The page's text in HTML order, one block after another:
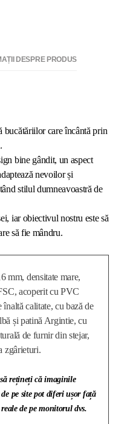
DESPRE PRODUS
bucătăriilor care încântă prin
bine gândit, un aspect
nevoilor și
stilul dumneavoastră de
iar obiectivul nostru este să
să fie mândru.
mm, densitate mare,
acoperit cu PVC
înaltă calitate, cu bază de
și patină Argintie, cu
de furnir din stejar,
zgârieturi.
rețineți că imaginile
pe site pot diferi ușor față
de pe monitorul dvs.